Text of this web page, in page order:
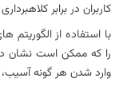
کاربران در برابر
با استفاده از الگوریتم‌
را که ممکن است نشان
وارد شدن هر گونه